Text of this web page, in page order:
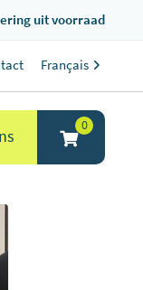
uit voorraad
Français
0